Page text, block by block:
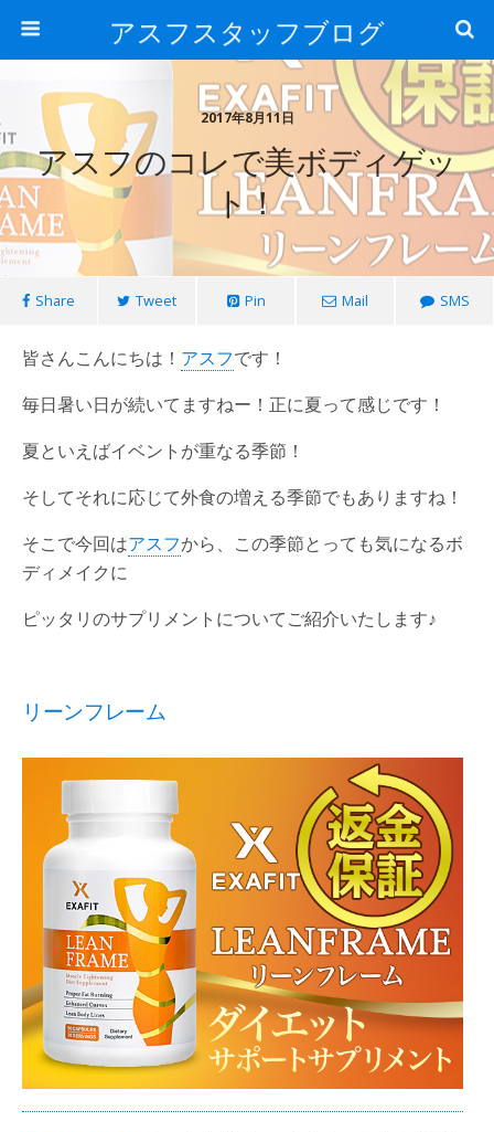
アスフスタッフブログ
2017年8月11日
アスフのコレで美ボディゲッ
ト！
Share Tweet Pin Mail SMS
皆さんこんにちは！ アスフです！
毎日暑い日が続いてますねー！正に夏って感じです！
夏といえばイベントが重なる季節！
そしてそれに応じて外食の増える季節でもありますね！
そこで今回はアスフから、この季節とっても気になるボ
ディメイクに
ピッタリのサプリメントについてご紹介いたします♪
リーンフレーム